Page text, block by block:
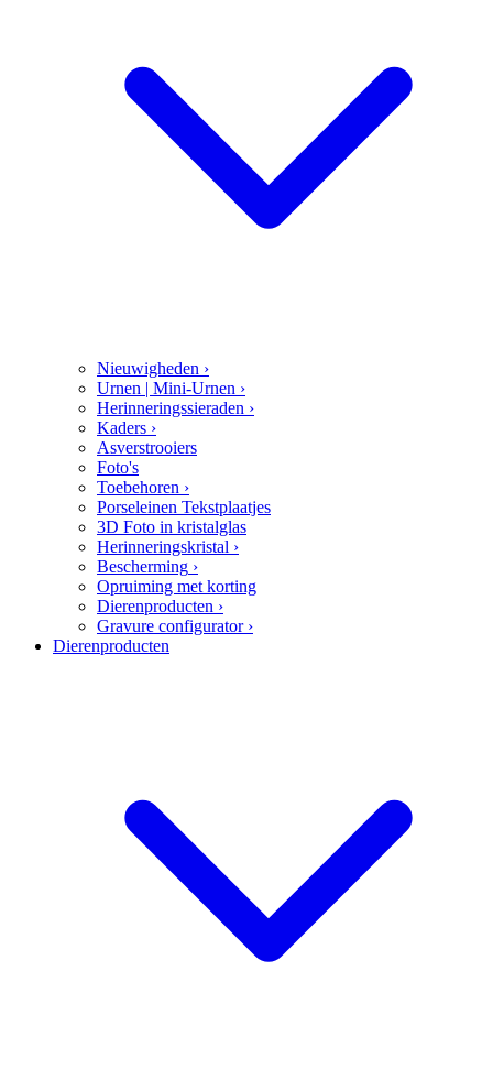
Nieuwigheden ›
Urnen | Mini-Urnen ›
Herinneringssieraden ›
Kaders ›
Asverstrooiers
Foto's
Toebehoren ›
Porseleinen Tekstplaatjes
3D Foto in kristalglas
Herinneringskristal ›
Bescherming ›
Opruiming met korting
Dierenproducten ›
Gravure configurator ›
Dierenproducten